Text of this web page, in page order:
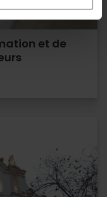
et de